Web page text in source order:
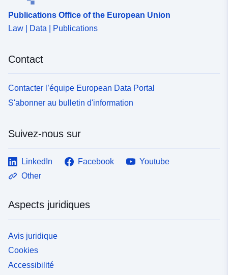
Publications Office of the European Union
Law | Data | Publications
Contact
Contacter l’équipe European Data Portal
S'abonner au bulletin d'information
Suivez-nous sur
LinkedIn Facebook
Youtube
Other
Aspects juridiques
Avis juridique
Cookies
Accessibilité